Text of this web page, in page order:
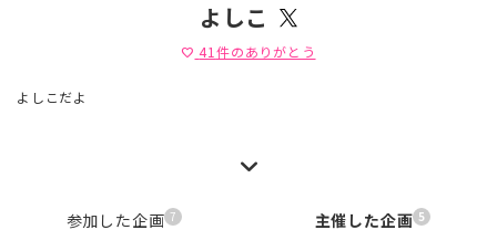
よしこ
favorite 41 件のありがとう
よしこだよ
参加した企画 7 主催した企画 5